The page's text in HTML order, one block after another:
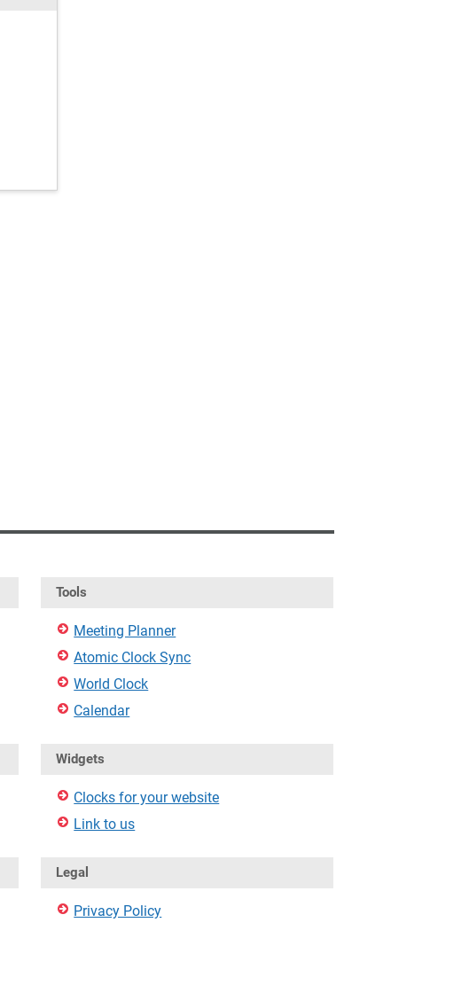
Tools
Meeting Planner
Atomic Clock Sync
World Clock
Calendar
Widgets
Clocks for your website
Link to us
Legal
Privacy Policy